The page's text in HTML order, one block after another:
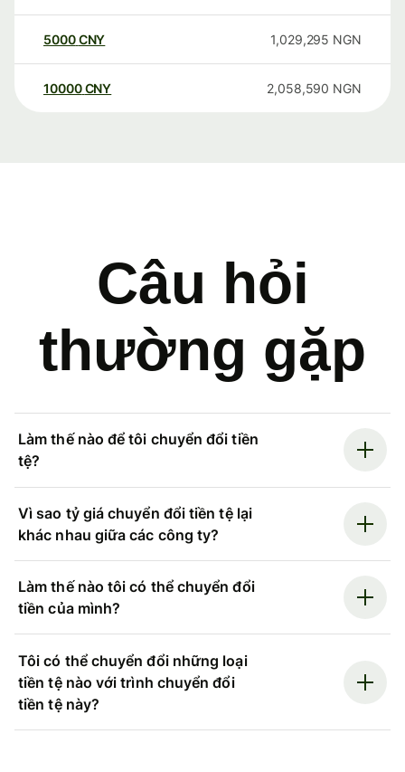
5000CNY 1,029,295 NGN
10000 CNY 2,058,590 NGN
Câu hỏi
thường gặp
Làm thế nào để tôi chuyển đổi tiền
tệ?
Vì sao tỷ giá chuyển đổi tiền tệ lại
khác nhau giữa các công ty?
Làm thế nào tôi có thể chuyển đổi
tiền của mình?
Tôi có thể chuyển đổi những loại
tiền tệ nào với trình chuyển đổi
tiền tệ này?